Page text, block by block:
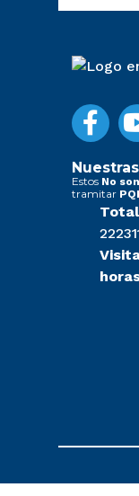
Estos No
tramitar